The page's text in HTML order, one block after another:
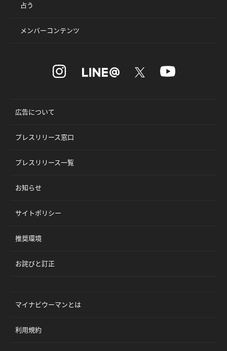
占う
メンバーコンテンツ
広告について
プレスリリース窓口
プレスリリース一覧
お知らせ
サイトポリシー
推奨環境
お詫びと訂正
マイナビウーマンとは
利用規約